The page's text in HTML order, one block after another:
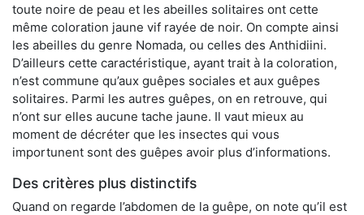
toute noire de peau et les abeilles solitaires ont cette
même coloration jaune vif rayée de noir. On compte ainsi
les abeilles du genre Nomada, ou celles des Anthidiini.
D’ailleurs cette caractéristique, ayant trait à la coloration,
n’est commune qu’aux guêpes sociales et aux guêpes
solitaires. Parmi les autres guêpes, on en retrouve, qui
n’ont sur elles aucune tache jaune. Il vaut mieux au
moment de décréter que les insectes qui vous
importunent sont des guêpes avoir plus d’informations.
Des critères plus distinctifs
Quand on regarde l’abdomen de la guêpe, on note qu’il est